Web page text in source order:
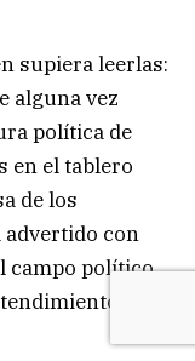
supiera leerlas:
alguna vez
política de
en el tablero
de los
advertido con
campo político
que